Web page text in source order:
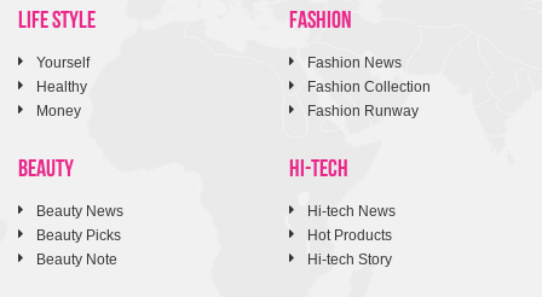
LIFE STYLE
Yourself
Healthy
Money
FASHION
Fashion News
Fashion Collection
Fashion Runway
BEAUTY
Beauty News
Beauty Picks
Beauty Note
HI-TECH
Hi-tech News
Hot Products
Hi-tech Story